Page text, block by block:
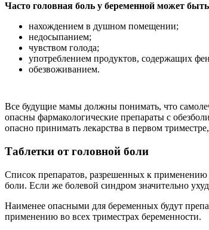
Часто головная боль у беременной может
нахождением в душном помещении;
недосыпанием;
чувством голода;
употреблением продуктов, содержащих
обезвоживанием.
Все будущие мамы должны понимать, что
опасны фармакологические препараты с
опасно принимать лекарства в первом
Таблетки от головной боли
Список препаратов, разрешенных к применению
боли. Если же болевой синдром значительно
Наименее опасными для беременных будут
применению во всех триместрах беременности.